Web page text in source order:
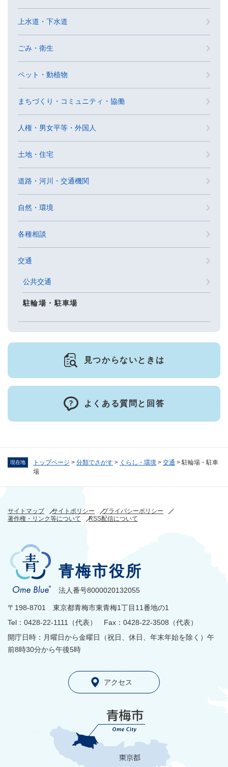
現在地 トップページ > 分類でさがす > くらし・環境 > 交通 >駐輪場・駐車
場
上水道・下水道
ごみ・衛生
ペット・動植物
まちづくり・コミュニティ・協働
人権・男女平等・外国人
土地・住宅
道路・河川・交通機関
自然・環境
各種相談
交通
公共交通
駐輪場・駐車場
見つからないときは
よくある質問と回答
サイトマップ サイトポリシー
プライバシーポリシー
著作権・リンク等について
RSS配信について
青梅市役所
法人番号8000020132055
〒198-8701 東京都青梅市東青梅1丁目11番地の1
Tel：0428-22-1111（代表） Fax：0428-22-3508（代表）
開庁日時：月曜日から金曜日（祝日、休日、年末年始を除く）午
前8時30分から午後5時
アクセス